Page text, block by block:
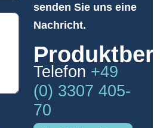
senden Sie uns eine
Nachricht.
Telefon +49
(0) 3307 405-
70